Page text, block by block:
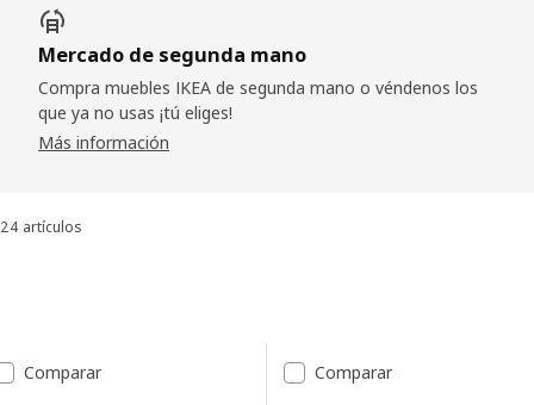
Mercado de segunda mano
Compra muebles IKEA de segunda mano o véndenos los
que ya no usas ¡tú eliges!
Más información
Ordenar y filtrar
24 artículos
Lista de resultados
Comparar Comparar